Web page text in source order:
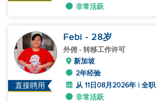
非常活跃
直接聘用
Febi - 28岁
外佣 - 转移工作许可
新加坡
2年经验
从 11日08月2026年 | 全职
非常活跃